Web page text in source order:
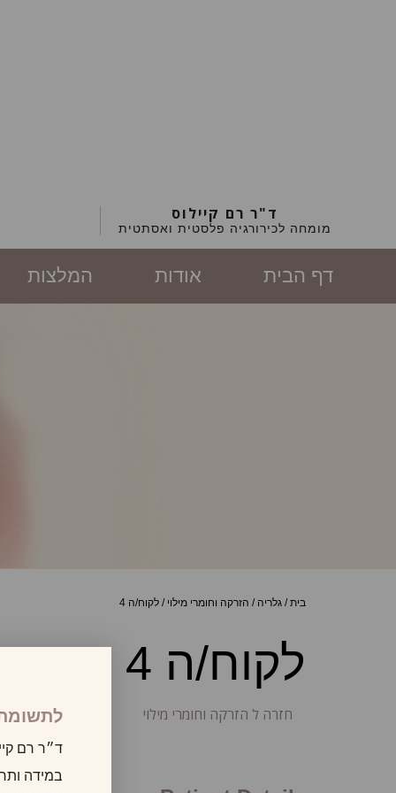
ד"ר רם קיילוס
מומחה לכירורגיה פלסטית ואסתטית
דף הבית אודות המלצות
בית/ גלריה / הזרקה וחומרי מילוי / לקוח/ה 4
לקוח/ה 4
חזרה ל הזרקה וחומרי מילוי
ד״ר רם
במידה